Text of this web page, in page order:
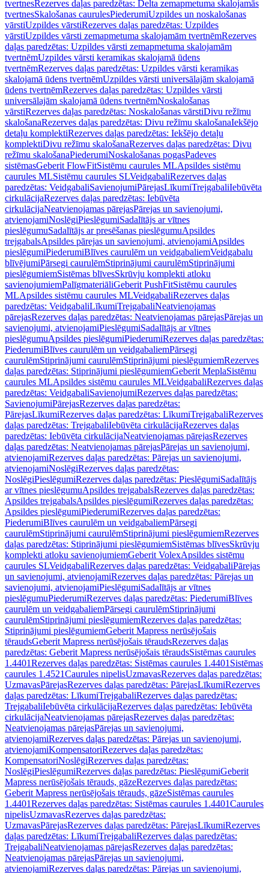
tvertnesRezerves daļas paredzētas: Delta zemapmetuma skalojamās
tvertnesSkalošanas caurulesPiederumiUzpildes un noskalošanas
vārstiUzpildes vārstiRezerves daļas paredzētas: Uzpildes
vārstiUzpildes vārsti zemapmetuma skalojamām tvertnēmRezerves
daļas paredzētas: Uzpildes vārsti zemapmetuma skalojamām
tvertnēmUzpildes vārsti keramikas skalojamā ūdens
tvertnēmRezerves daļas paredzētas: Uzpildes vārsti keramikas
skalojamā ūdens tvertnēmUzpildes vārsti universālajām skalojamā
ūdens tvertnēmRezerves daļas paredzētas: Uzpildes vārsti
universālajām skalojamā ūdens tvertnēmNoskalošanas
vārstiRezerves daļas paredzētas: Noskalošanas vārstiDivu režīmu
skalošanaRezerves daļas paredzētas: Divu režīmu skalošanaIekšējo
detaļu komplektiRezerves daļas paredzētas: Iekšējo detaļu
komplektiDivu režīmu skalošanaRezerves daļas paredzētas: Divu
režīmu skalošanaPiederumiNoskalošanas pogasPadeves
sistēmasGeberit FlowFitSistēmu caurules MLApsildes sistēmu
caurules MLSistēmu caurules SLVeidgabaliRezerves daļas
paredzētas: VeidgabaliSavienojumiPārejasLīkumiTrejgabaliIebūvēta
cirkulācijaRezerves daļas paredzētas: Iebūvēta
cirkulācijaNeatvienojamas pārejasPārejas un savienojumi,
atvienojamiNoslēgiPieslēgumiSadalītājs ar vītnes
pieslēgumuSadalītājs ar presēšanas pieslēgumuApsildes
trejgabalsApsildes pārejas un savienojumi, atvienojamiApsildes
pieslēgumiPiederumiBlīves caurulēm un veidgabaliemVeidgabalu
blīvējumiPārsegi caurulēmStiprinājumi caurulēmStiprinājumi
pieslēgumiemSistēmas blīvesSkrūvju komplekti atloku
savienojumiemPalīgmateriāliGeberit PushFitSistēmu caurules
MLApsildes sistēmu caurules MLVeidgabaliRezerves daļas
paredzētas: VeidgabaliLīkumiTrejgabaliNeatvienojamas
pārejasRezerves daļas paredzētas: Neatvienojamas pārejasPārejas un
savienojumi, atvienojamiPieslēgumiSadalītājs ar vītnes
pieslēgumuApsildes pieslēgumiPiederumiRezerves daļas paredzētas:
PiederumiBlīves caurulēm un veidgabaliemPārsegi
caurulēmStiprinājumi caurulēmStiprinājumi pieslēgumiemRezerves
daļas paredzētas: Stiprinājumi pieslēgumiemGeberit MeplaSistēmu
caurules MLApsildes sistēmu caurules MLVeidgabaliRezerves daļas
paredzētas: VeidgabaliSavienojumiRezerves daļas paredzētas:
SavienojumiPārejasRezerves daļas paredzētas:
PārejasLīkumiRezerves daļas paredzētas: LīkumiTrejgabaliRezerves
daļas paredzētas: TrejgabaliIebūvēta cirkulācijaRezerves daļas
paredzētas: Iebūvēta cirkulācijaNeatvienojamas pārejasRezerves
daļas paredzētas: Neatvienojamas pārejasPārejas un savienojumi,
atvienojamiRezerves daļas paredzētas: Pārejas un savienojumi,
atvienojamiNoslēgiRezerves daļas paredzētas:
NoslēgiPieslēgumiRezerves daļas paredzētas: PieslēgumiSadalītājs
ar vītnes pieslēgumuApsildes trejgabalsRezerves daļas paredzētas:
Apsildes trejgabalsApsildes pieslēgumiRezerves daļas paredzētas:
Apsildes pieslēgumiPiederumiRezerves daļas paredzētas:
PiederumiBlīves caurulēm un veidgabaliemPārsegi
caurulēmStiprinājumi caurulēmStiprinājumi pieslēgumiemRezerves
daļas paredzētas: Stiprinājumi pieslēgumiemSistēmas blīvesSkrūvju
komplekti atloku savienojumiemGeberit VolexApsildes sistēmu
caurules SLVeidgabaliRezerves daļas paredzētas: VeidgabaliPārejas
un savienojumi, atvienojamiRezerves daļas paredzētas: Pārejas un
savienojumi, atvienojamiPieslēgumiSadalītājs ar vītnes
pieslēgumuPiederumiRezerves daļas paredzētas: PiederumiBlīves
caurulēm un veidgabaliemPārsegi caurulēmStiprinājumi
caurulēmStiprinājumi pieslēgumiemRezerves daļas paredzētas:
Stiprinājumi pieslēgumiemGeberit Mapress nerūsējošais
tēraudsGeberit Mapress nerūsējošais tēraudsRezerves daļas
paredzētas: Geberit Mapress nerūsējošais tēraudsSistēmas caurules
1.4401Rezerves daļas paredzētas: Sistēmas caurules 1.4401 Sistēmas
caurules 1.4521Caurules nipelisUzmavasRezerves daļas paredzētas:
UzmavasPārejasRezerves daļas paredzētas: PārejasLīkumiRezerves
daļas paredzētas: LīkumiTrejgabaliRezerves daļas paredzētas:
TrejgabaliIebūvēta cirkulācijaRezerves daļas paredzētas: Iebūvēta
cirkulācijaNeatvienojamas pārejasRezerves daļas paredzētas:
Neatvienojamas pārejasPārejas un savienojumi,
atvienojamiRezerves daļas paredzētas: Pārejas un savienojumi,
atvienojamiKompensatoriRezerves daļas paredzētas:
KompensatoriNoslēgiRezerves daļas paredzētas:
NoslēgiPieslēgumiRezerves daļas paredzētas: PieslēgumiGeberit
Mapress nerūsējošais tērauds, gāzeRezerves daļas paredzētas:
Geberit Mapress nerūsējošais tērauds, gāzeSistēmas caurules
1.4401Rezerves daļas paredzētas: Sistēmas caurules 1.4401Caurules
nipelisUzmavasRezerves daļas paredzētas:
UzmavasPārejasRezerves daļas paredzētas: PārejasLīkumiRezerves
daļas paredzētas: LīkumiTrejgabaliRezerves daļas paredzētas:
TrejgabaliNeatvienojamas pārejasRezerves daļas paredzētas:
Neatvienojamas pārejasPārejas un savienojumi,
atvienojamiRezerves daļas paredzētas: Pārejas un savienojumi,